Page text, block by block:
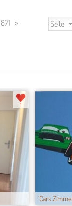
871 » Seite
1
'Cars